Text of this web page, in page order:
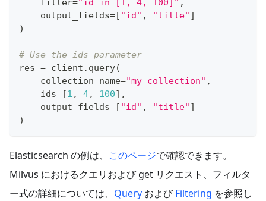
filter="id in [1, 4, 100]" ,
    output_fields
=[ "id" , "title" ]
)
# Use the ids parameter
res = client . query(
    collection_name
="my_collection" ,
    ids
=[1 , 4, 100] ,
    output_fields
=[ "id" , "title" ]
)
Elasticsearch の例は、 このページで確認できます。
Milvus におけるクエリおよび get リクエスト、フィルタ
ー式の詳細については、 Query およびFiltering を参照し